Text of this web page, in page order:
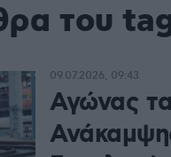
του
Αγώνας
09.07.2026, 09:43